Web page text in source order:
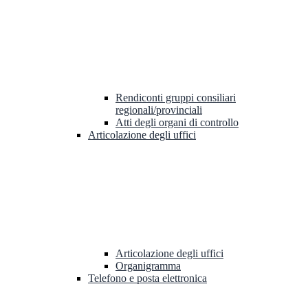
Rendiconti gruppi consiliari
regionali/provinciali
Atti degli organi di controllo
Articolazione degli uffici
Articolazione degli uffici
Organigramma
Telefono e posta elettronica